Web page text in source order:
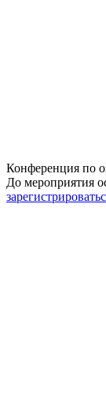
Конференция по
До мероприятия